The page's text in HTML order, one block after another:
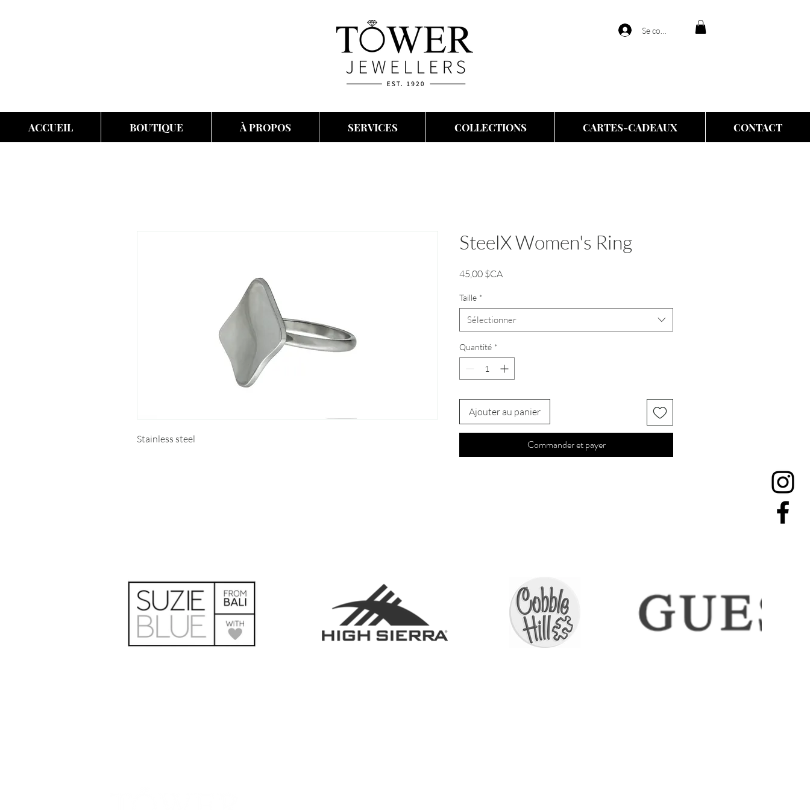
Se connecter
ACCUEIL BOUTIQUE À PROPOS SERVICES COLLECTIONS CARTES-CADEAUX CONTACT
Stainless steel
SteelX Women's Ring
45,00 $CAPrix
Taille *
Sélectionner
Quantité *
Ajouter au panier
Commander et payer